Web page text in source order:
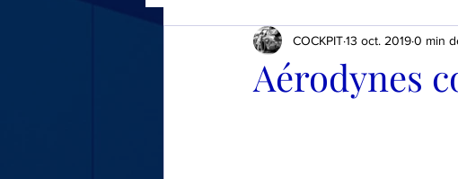
ÉVÉNEMENTS AUTOMOBILES
Aérodynes
COCKPIT13 oct. 20190 min